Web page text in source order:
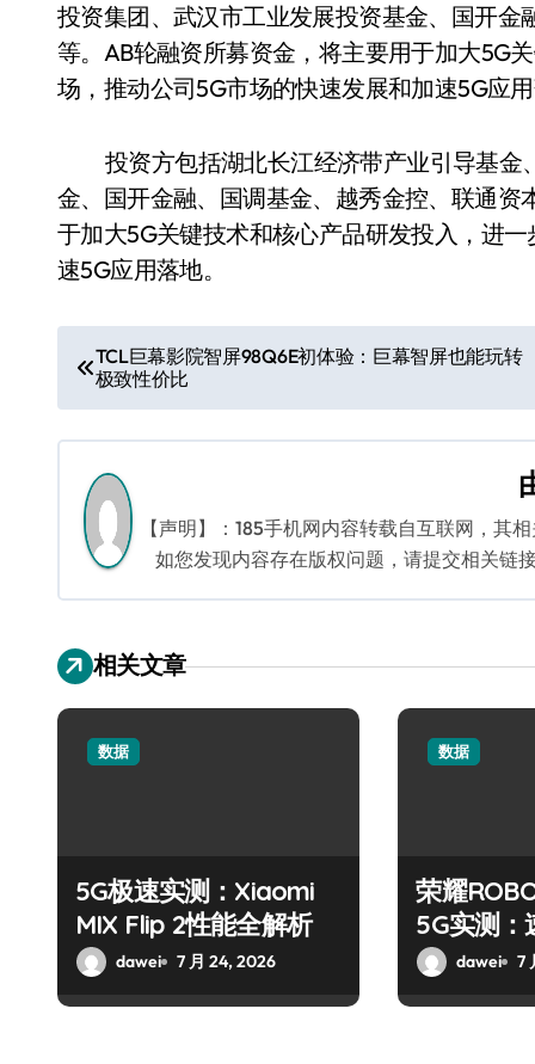
投资集团、武汉市工业发展投资基金、国开
等。AB轮融资所募资金，将主要用于加大5G
场，推动公司5G市场的快速发展和加速5G应
投资方包括湖北长江经济带产业引导基
金、国开金融、国调基金、越秀金控、联通
于加大5G关键技术和核心产品研发投入，进
速5G应用落地。
文
章
导
航
TCL巨幕影院智屏98Q6E初体验：巨幕智屏也能玩转
极致性价比
【声明】：185手机网内容转载自互联网，其
如您发现内容存在版权问题，请提交相关链
相关文章
数据
5G极速实测：Xiaomi
MIX Flip 2性能全解析
dawei 7 月 24, 2026
数据
荣耀
5G实测：
巅峰dawei 7